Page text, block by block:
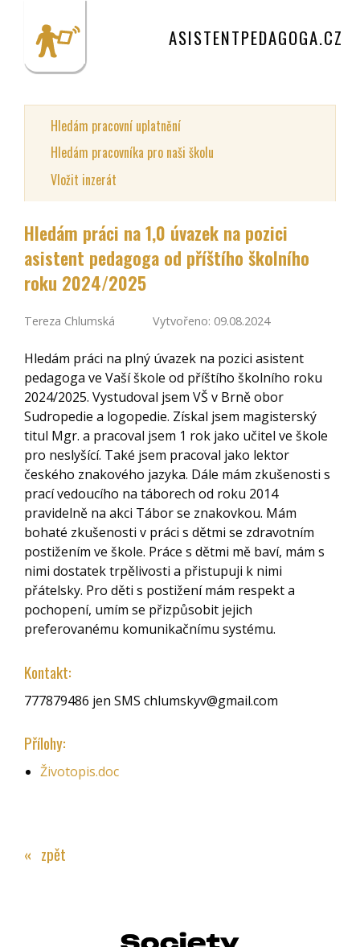
ASISTENTPEDAGOGA.CZ
Hledám pracovní uplatnění
Hledám pracovníka pro naši školu
Vložit inzerát
Hledám práci na 1,0 úvazek na pozici
asistent pedagoga od příštího školního
roku 2024/2025
Tereza Chlumská Vytvořeno: 09.08.2024
Hledám práci na plný úvazek na pozici asistent
pedagoga ve Vaší škole od příštího školního roku
2024/2025. Vystudoval jsem VŠ v Brně obor
Sudropedie a logopedie. Získal jsem magisterský
titul Mgr. a pracoval jsem 1 rok jako učitel ve škole
pro neslyšící. Také jsem pracoval jako lektor
českého znakového jazyka. Dále mám zkušenosti s
prací vedoucího na táborech od roku 2014
pravidelně na akci Tábor se znakovkou. Mám
bohaté zkušenosti v práci s dětmi se zdravotním
postižením ve škole. Práce s dětmi mě baví, mám s
nimi dostatek trpělivosti a přistupuji k nimi
přátelsky. Pro děti s postižení mám respekt a
pochopení, umím se přizpůsobit jejich
preferovanému komunikačnímu systému.
Kontakt:
777879486 jen SMS chlumskyv@gmail.com
Přílohy:
Životopis.doc
« zpět